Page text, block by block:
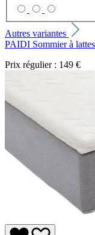
Autres variantes
PAIDI Sommier à
Prix régulier : 149 €